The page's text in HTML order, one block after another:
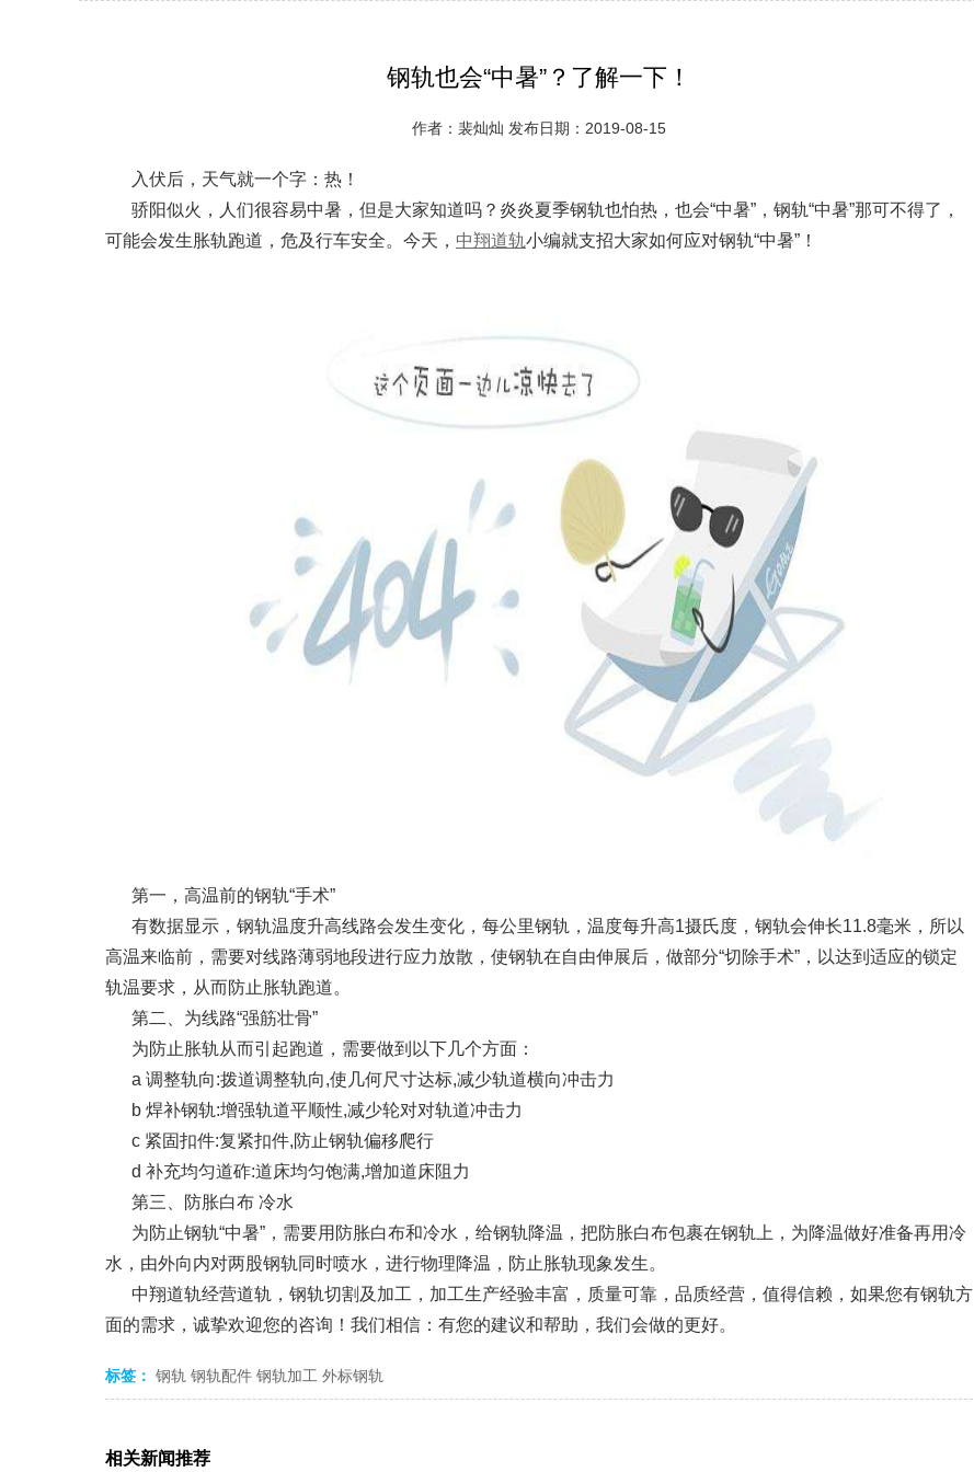
钢轨也会“中暑”？了解一下！
作者：裴灿灿 发布日期：2019-08-15
入伏后，天气就一个字：热！
骄阳似火，人们很容易中暑，但是大家知道吗？炎炎夏季钢轨也怕热，也会“中暑”，钢轨“中暑”那可不得了，
可能会发生胀轨跑道，危及行车安全。今天， 中翔道轨小编就支招大家如何应对钢轨“中暑”！
第一，高温前的钢轨“手术”
有数据显示，钢轨温度升高线路会发生变化，每公里钢轨，温度每升高1摄氏度，钢轨会伸长11.8毫米，所以
高温来临前，需要对线路薄弱地段进行应力放散，使钢轨在自由伸展后，做部分“切除手术”，以达到适应的锁定
轨温要求，从而防止胀轨跑道。
第二、为线路“强筋壮骨”
为防止胀轨从而引起跑道，需要做到以下几个方面：
a 调整轨向:拨道调整轨向,使几何尺寸达标,减少轨道横向冲击力
b 焊补钢轨:增强轨道平顺性,减少轮对对轨道冲击力
c 紧固扣件:复紧扣件,防止钢轨偏移爬行
d 补充均匀道砟:道床均匀饱满,增加道床阻力
第三、防胀白布 冷水
为防止钢轨“中暑”，需要用防胀白布和冷水，给钢轨降温，把防胀白布包裹在钢轨上，为降温做好准备再用冷
水，由外向内对两股钢轨同时喷水，进行物理降温，防止胀轨现象发生。
中翔道轨经营道轨，钢轨切割及加工，加工生产经验丰富，质量可靠，品质经营，值得信赖，如果您有钢轨方
面的需求，诚挚欢迎您的咨询！我们相信：有您的建议和帮助，我们会做的更好。
标签： 钢轨 钢轨配件 钢轨加工 外标钢轨
相关新闻推荐